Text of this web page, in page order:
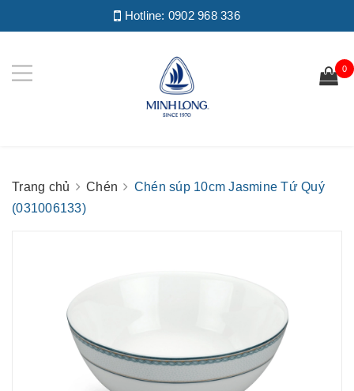
Hotline: 0902 968 336
0
Trang chủ Chén
Chén súp 10cm Jasmine Tứ Quý
(031006133)